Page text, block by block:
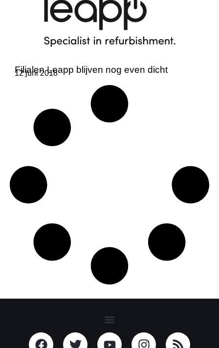
Filialen Leapp blijven nog even dicht
12 juni 2018